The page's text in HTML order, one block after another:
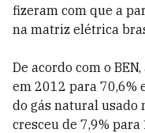
fizeram com que a
na matriz elétrica
De acordo com o
em 2012 para 70,6%
do gás natural usado
cresceu de 7,9% para